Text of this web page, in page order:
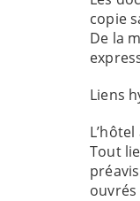
copie
De la
Liens
Tout